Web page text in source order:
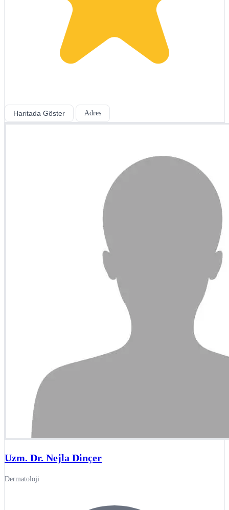
Haritada Göster Adres
Uzm. Dr. Nejla Dinçer
Dermatoloji